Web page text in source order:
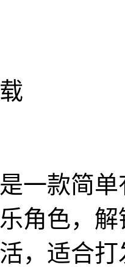
一款简单
角色，
，适合